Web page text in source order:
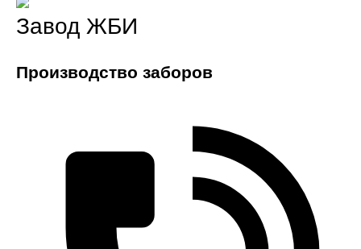
Завод ЖБИ
Производство заборов